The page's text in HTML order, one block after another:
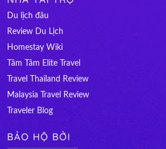
Du lịch đâu
Review Du Lịch
Homestay Wiki
Tâm Tâm Elite Travel
Travel Thailand Review
Malaysia Travel Review
Traveler Blog
BẢO HỘ BỞI